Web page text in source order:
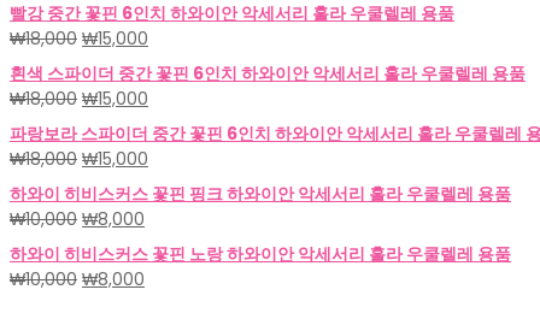
빨강 중간 꽃핀 6인치 하와이안 악세서리 훌라 우쿨렐레 용품
₩18,000 원
래
가
격:
₩18,000.
₩15,000
재
가
격:
₩15,000.
흰색 스파이더 중간 꽃핀 6인치 하와이안 악세서리 훌라 우쿨렐레 용품
₩18,000 원
래
가
격:
₩18,000.
₩15,000
재
가
격:
₩15,000.
파랑보라 스파이더 중간 꽃핀 6인치 하와이안 악세서리 훌라 우쿨렐레
₩18,000 원
래
가
격:
₩18,000.
₩15,000
재
가
₩15,000.
하와이 히비스커스 꽃핀 핑크 하와이안 악세서리 훌라 우쿨렐레 용품
₩10,000 원
래
가
격:
₩8,000
재
가
격:
하와이 히비스커스 꽃핀 노랑 하와이안 악세서리 훌라 우쿨렐레 용품
₩10,000 원
₩8,000